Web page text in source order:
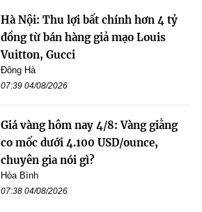
Hà Nội: Thu lợi bất chính hơn 4 tỷ
đồng từ bán hàng giả mạo Louis
Vuitton, Gucci
Đông Hà
07:39 04/08/2026
Giá vàng hôm nay 4/8: Vàng giằng
co mốc dưới 4.100 USD/ounce,
chuyên gia nói gì?
Hòa Bình
07:38 04/08/2026